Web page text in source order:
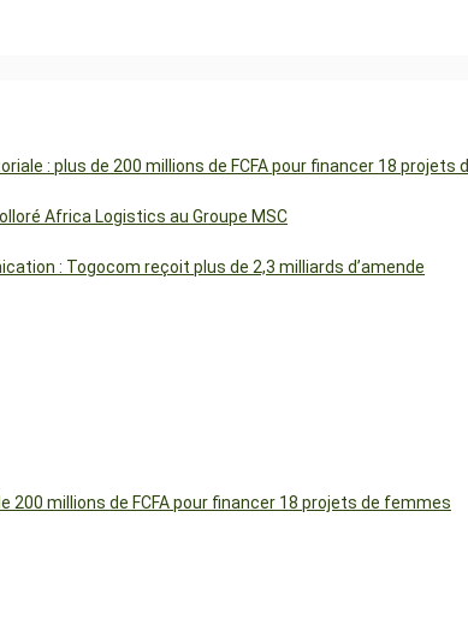
: plus de 200 millions de FCFA pour financer 18 projets
Africa Logistics au Groupe MSC
: Togocom reçoit plus de 2,3 milliards d’amende
200 millions de FCFA pour financer 18 projets de femmes